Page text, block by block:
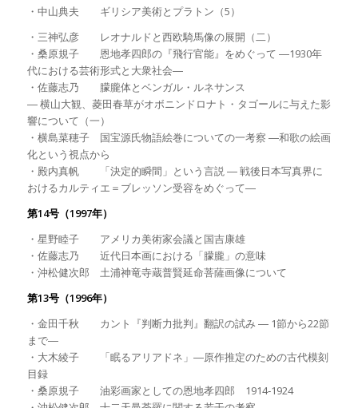
・中山典夫 ギリシア美術とプラトン（5）
・三神弘彦 レオナルドと西欧騎馬像の展開（二）
・桑原規子 恩地孝四郎の『飛行官能』をめぐって ―1930年
代における芸術形式と大衆社会―
・佐藤志乃 朦朧体とベンガル・ルネサンス
― 横山大観、菱田春草がオボニンドロナト・タゴールに与えた影
響について（一）
・横島菜穂子 国宝源氏物語絵巻についての一考察 ―和歌の絵画
化という視点から
・殿内真帆 「決定的瞬間」という言説 ― 戦後日本写真界に
おけるカルティエ＝ブレッソン受容をめぐって―
第14号（1997年）
・星野睦子 アメリカ美術家会議と国吉康雄
・佐藤志乃 近代日本画における「朦朧」の意味
・沖松健次郎 土浦神竜寺蔵普賢延命菩薩画像について
第13号（1996年）
・金田千秋 カント『判断力批判』翻訳の試み ― 1節から22節
まで―
・大木綾子 「眠るアリアドネ」―原作推定のための古代模刻
目録
・桑原規子 油彩画家としての恩地孝四郎 1914‐1924